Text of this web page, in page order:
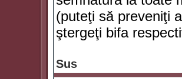
(puteţi să preveniţi
ştergeţi bifa
Sus